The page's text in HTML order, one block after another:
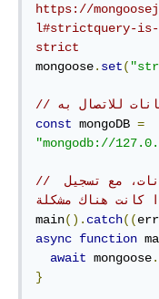
https://
l#strictquery-is-
strict
mongoose. set(
const mongoDB =
"mongodb://
// انتظر حتى الاتصال بقاعدة البيانات، مع تسجيل
كانت هناك مشكلة
main(). catch((err
async function
await mongoose.
}